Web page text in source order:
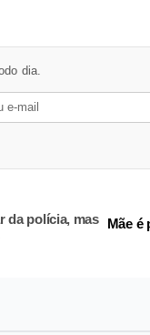
dia.
da polícia, mas
Mãe é